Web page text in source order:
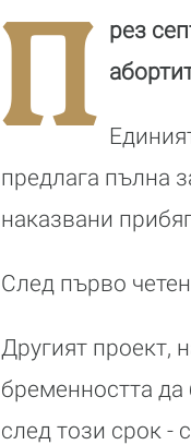
П
рез
предлага пълна
наказвани
След първо
Другият проект,
бременността да
след този срок -